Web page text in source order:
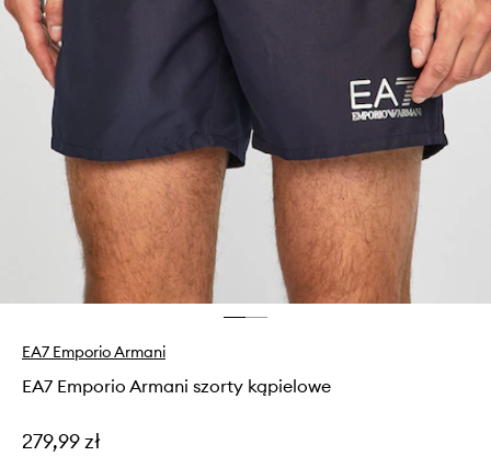
EA7 Emporio Armani
EA7 Emporio Armani szorty kąpielowe
279,99 zł